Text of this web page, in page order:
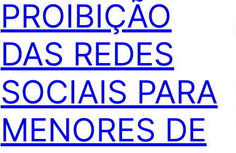
PROIBIÇÃO
DAS REDES
SOCIAIS PARA
MENORES DE